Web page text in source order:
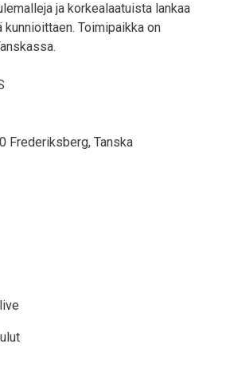
ja korkealaatuista lankaa
Toimipaikka on
Frederiksberg, Tanska